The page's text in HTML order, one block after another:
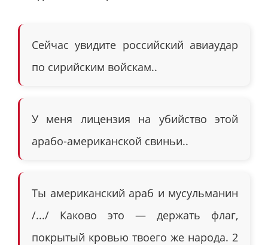
Сейчас увидите российский авиаудар
по сирийским войскам..
У меня лицензия на убийство этой
арабо-американской свиньи..
Ты американский араб и мусульманин
/.../ Каково это — держать флаг,
покрытый кровью твоего же народа. 2